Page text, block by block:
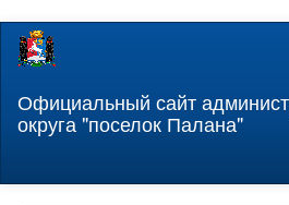
Перейти
содержанию
Официальный сайт
округа "поселок Палана"